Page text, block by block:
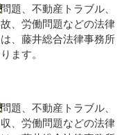
問題、不動産トラブル、
、労働問題などの法律
、藤井総合法律事務所
ます。
問題、不動産トラブル、
、労働問題などの法律